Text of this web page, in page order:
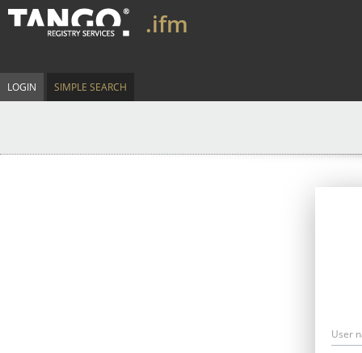
.ifm
LOGIN SIMPLE SEARCH
User